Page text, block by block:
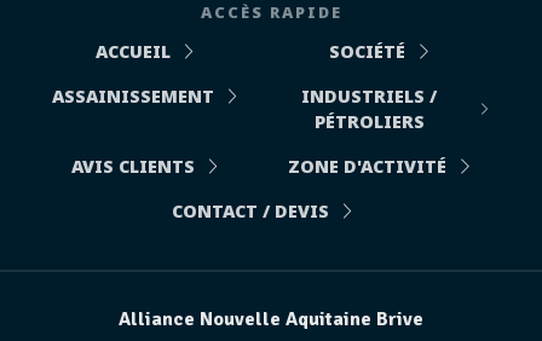
ACCÈS RAPIDE
ACCUEIL
SOCIÉTÉ
ASSAINISSEMENT
INDUSTRIELS /
PÉTROLIERS
AVIS CLIENTS
ZONE D'ACTIVITÉ
CONTACT / DEVIS
Alliance Nouvelle Aquitaine Brive